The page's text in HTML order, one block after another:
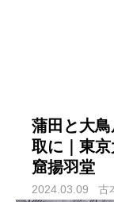
蒲田と大
取に｜東
窟揚羽堂
2024.03.09 古